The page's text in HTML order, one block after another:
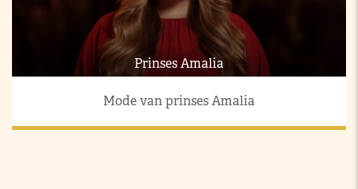
Prinses Amalia
Mode van prinses Amalia